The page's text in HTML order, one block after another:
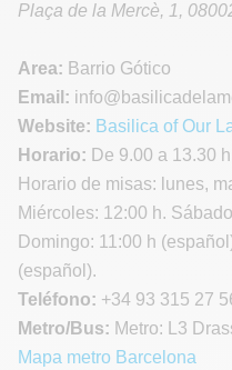
Plaça de la Mercè, 1,
Area: Barrio Gótico
Email: info
Website: Basilica of Our
Horario: De 9.00 a 13.30
Horario de misas: lunes,
Miércoles: 12:00 h.
Domingo: 11:00 h
(español).
Teléfono: +34 93 315 27
Metro/Bus: Metro: L3
Mapa metro Barcelona